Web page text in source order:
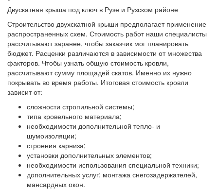
Двускатная крыша под ключ в Рузе и Рузском районе
Строительство двухскатной крыши предполагает применение
распространенных схем. Стоимость работ наши специалисты
рассчитывают заранее, чтобы заказчик мог планировать
бюджет. Расценки различаются в зависимости от множества
факторов. Чтобы узнать общую стоимость кровли,
рассчитывают сумму площадей скатов. Именно их нужно
покрывать во время работы. Итоговая стоимость кровли
зависит от:
сложности стропильной системы;
типа кровельного материала;
необходимости дополнительной тепло- и
шумоизоляции;
строения карниза;
установки дополнительных элементов;
необходимости использования специальной техники;
дополнительных услуг: монтажа снегозадержателей,
мансардных окон.